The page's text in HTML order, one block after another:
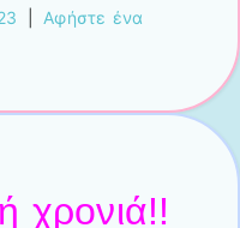
Αφήστε ένα
χρονιά!!